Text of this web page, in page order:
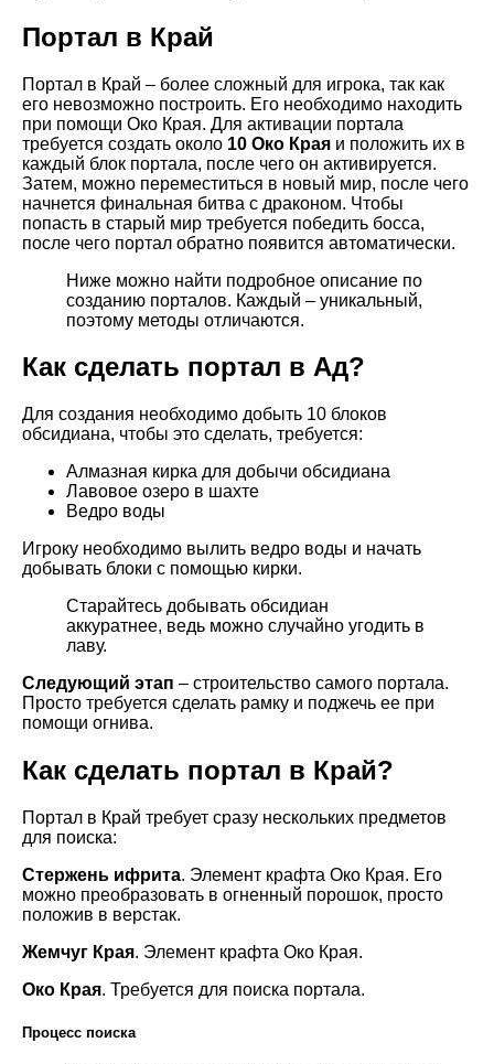
Портал в Край
Портал в Край – более сложный для игрока, так как
его невозможно построить. Его необходимо находить
при помощи Око Края. Для активации портала
требуется создать около 10 Око Края и положить их в
каждый блок портала, после чего он активируется.
Затем, можно переместиться в новый мир, после чего
начнется финальная битва с драконом. Чтобы
попасть в старый мир требуется победить босса,
после чего портал обратно появится автоматически.
Ниже можно найти подробное описание по
созданию порталов. Каждый – уникальный,
поэтому методы отличаются.
Как сделать портал в Ад?
Для создания необходимо добыть 10 блоков
обсидиана, чтобы это сделать, требуется:
Алмазная кирка для добычи обсидиана
Лавовое озеро в шахте
Ведро воды
Игроку необходимо вылить ведро воды и начать
добывать блоки с помощью кирки.
Старайтесь добывать обсидиан
аккуратнее, ведь можно случайно угодить в
лаву.
Следующий этап – строительство самого портала.
Просто требуется сделать рамку и поджечь ее при
помощи огнива.
Как сделать портал в Край?
Портал в Край требует сразу нескольких предметов
для поиска:
Стержень ифрита. Элемент крафта Око Края. Его
можно преобразовать в огненный порошок, просто
положив в верстак.
Жемчуг Края. Элемент крафта Око Края.
Око Края. Требуется для поиска портала.
Процесс поиска